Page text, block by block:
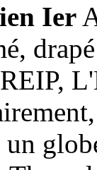
Ier